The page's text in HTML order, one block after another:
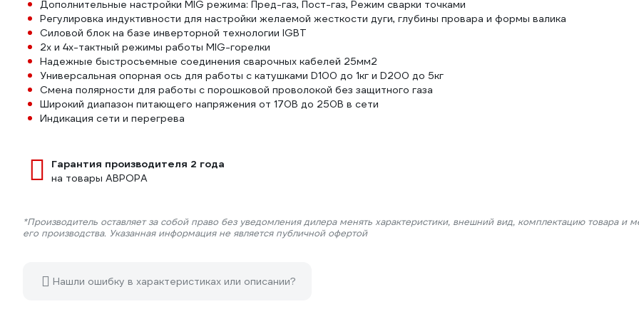
Дополнительные настройки MIG режима: Пред-газ, Пост-газ, Режим сварки точками
Регулировка индуктивности для настройки желаемой жесткости дуги, глубины провара и формы валика
Силовой блок на базе инверторной технологии IGBT
2х и 4х-тактный режимы работы MIG-горелки
Надежные быстросъемные соединения сварочных кабелей 25мм2
Универсальная опорная ось для работы с катушками D100 до 1кг и D200 до 5кг
Смена полярности для работы с порошковой проволокой без защитного газа
Широкий диапазон питающего напряжения от 170В до 250В в сети
Индикация сети и перегрева
Гарантия производителя 2 года
на товары АВРОРА
*Производитель оставляет за собой право без уведомления дилера менять характеристики, внешний вид, комплектацию товара и
его производства. Указанная информация не является публичной офертой
Нашли ошибку в характеристиках или описании?